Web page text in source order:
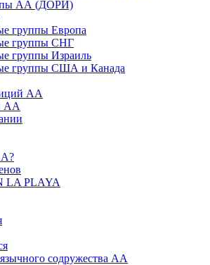
АА (ДОРИ)
группы Европа
группы СНГ
группы Израиль
группы США и Канада
АА
АА
LA PLAYA
содружества АА